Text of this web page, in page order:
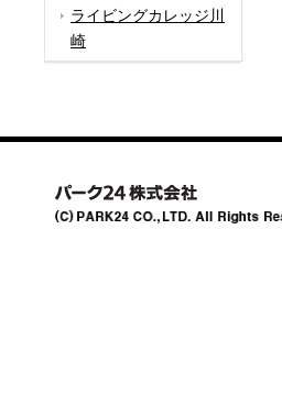
ライビングカレッジ川
崎